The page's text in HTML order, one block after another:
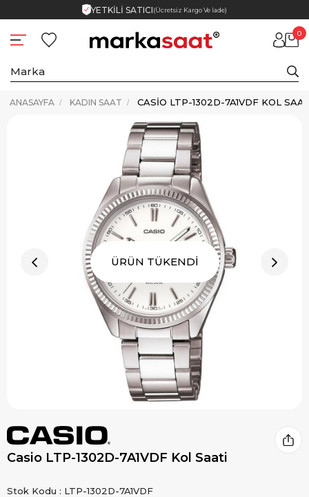
YETKİLİ SATICI(Ücretsiz Kargo Ve İade)
0
ANASAYFA KADIN SAAT CASIO LTP-1302D-7A1VDF KOL
ÜRÜN TÜKENDİ
Casio LTP-1302D-7A1VDF Kol Saati
Stok Kodu
LTP-1302D-7A1VDF